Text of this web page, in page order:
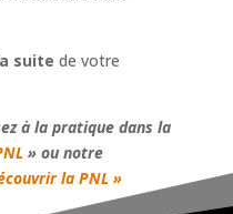
suite de votre
à la pratique dans la
» ou notre
la PNL »